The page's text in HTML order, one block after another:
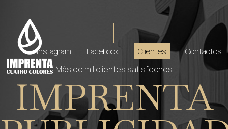
Instagram Facebook Clientes Contactos
Más de mil clientes satisfechos
IMPRENTA